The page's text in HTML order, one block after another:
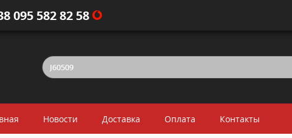
095 582 82 58
Новости Доставка Оплата Контакты